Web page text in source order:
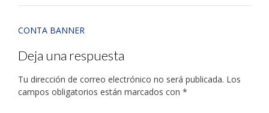
CONTA BANNER
Deja una respuesta
Tu dirección de correo electrónico no será publicada. Los
campos obligatorios están marcados con *